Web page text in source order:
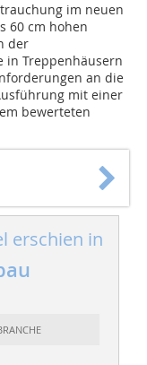
im neuen
60 cm hohen
der
in Treppenhäusern
an die
mit einer
bewerteten
erschien in